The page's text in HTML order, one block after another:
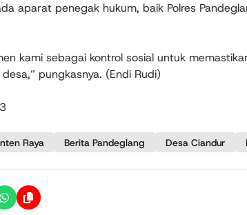
aparat penegak hukum, baik Polres
kami sebagai kontrol sosial untuk
pungkasnya. (Endi Rudi)
Raya Berita Pandeglang Desa Ciandur